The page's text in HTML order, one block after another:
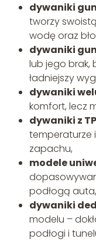
dywaniki
tworzy
wodę oraz
dywaniki
lub jego brak,
ładniejszy
dywaniki
komfort, lecz
dywaniki z
temperaturze
zapachu,
modele
podłogą auta,
dywaniki
modelu –
podłogi i